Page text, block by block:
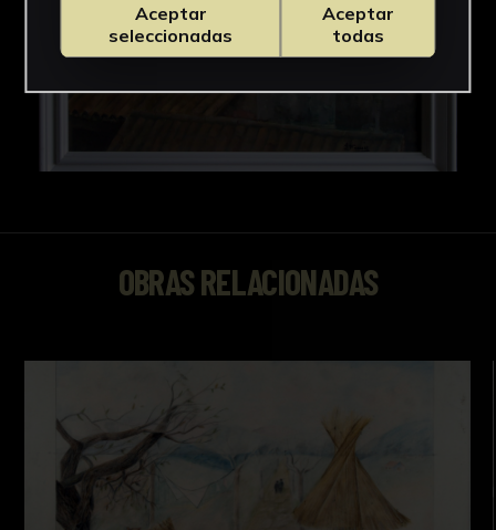
OBRAS RELACIONADAS
Aceptar
seleccionadas
Aceptar
todas